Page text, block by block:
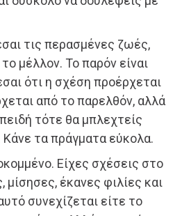
τις περασμένες ζωές,
μέλλον. Το παρόν είναι
ότι η σχέση προέρχεται
από το παρελθόν, αλλά
τότε θα μπλεχτείς
τα πράγματα εύκολα.
Είχες σχέσεις στο
έκανες φιλίες και
συνεχίζεται είτε το